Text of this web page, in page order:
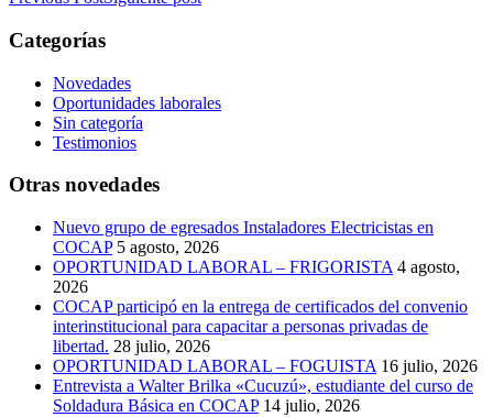
Categorías
Novedades
Oportunidades laborales
Sin categoría
Testimonios
Otras novedades
Nuevo grupo de egresados Instaladores Electricistas en
COCAP 5 agosto, 2026
OPORTUNIDAD LABORAL – FRIGORISTA 4 agosto,
2026
COCAP participó en la entrega de certificados del convenio
interinstitucional para capacitar a personas privadas de
libertad. 28 julio, 2026
OPORTUNIDAD LABORAL – FOGUISTA 16 julio, 2026
Entrevista a Walter Brilka «Cucuzú», estudiante del curso de
Soldadura Básica en COCAP 14 julio, 2026